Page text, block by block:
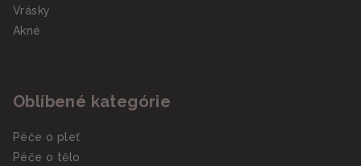
Vrásky
Akné
Oblíbené kategórie
Péče o pleť
Péče o tělo